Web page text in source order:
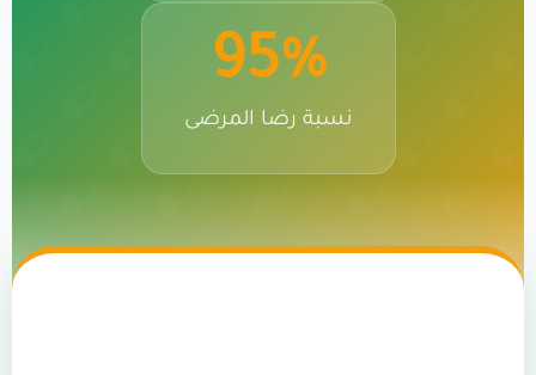
95%
نسبة رضا المرضى